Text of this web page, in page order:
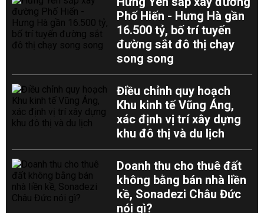
Phố Hiến - Hưng Hà gần
16.500 tỷ, bố trí tuyến
đường sắt đô thị chạy
song song
Điều chỉnh quy hoạch
Khu kinh tế Vũng Áng,
xác định vị trí xây dựng
khu đô thị và du lịch
Doanh thu cho thuê đất
không bằng bán nhà liền
kề, Sonadezi Châu Đức
nói gì?